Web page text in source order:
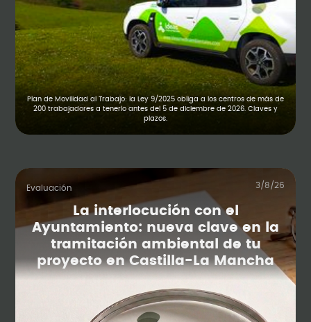
Plan de Movilidad al Trabajo: la Ley 9/2025 obliga a los centros de más de
200 trabajadores a tenerlo antes del 5 de diciembre de 2026. Claves y
plazos.
Evaluación 3/8/26
La interlocución con el
Ayuntamiento: nueva clave en la
tramitación ambiental de tu
proyecto en Castilla-La Mancha